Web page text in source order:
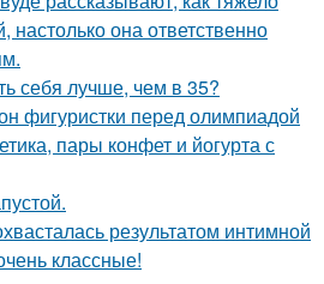
настолько она ответственно
себя лучше, чем в 35?
фигуристки перед олимпиадой
пары конфет и йогурта с
результатом интимной
классные!